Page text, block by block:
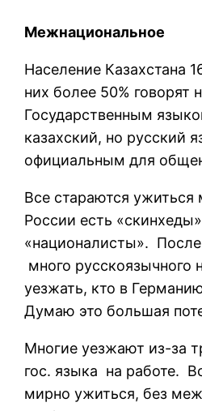
Межнациональное
Население Казахстана
них более 50% говорят
Государственным
казахский, но русский
официальным для
Все стараются
России есть
«националисты».
много русскоязычного
уезжать, кто в
Думаю это большая
Многие уезжают из-за
гос. языка на работе.
мирно ужиться, без